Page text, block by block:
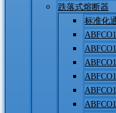
跌落式熔断器
标准化